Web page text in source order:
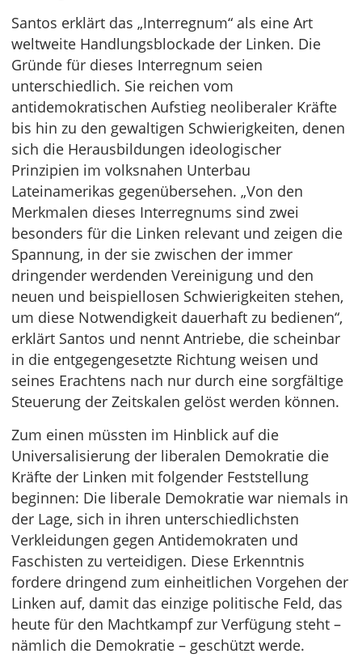
Santos erklärt das „Interregnum“ als eine Art
weltweite Handlungsblockade der Linken. Die
Gründe für dieses Interregnum seien
unterschiedlich. Sie reichen vom
antidemokratischen Aufstieg neoliberaler Kräfte
bis hin zu den gewaltigen Schwierigkeiten, denen
sich die Herausbildungen ideologischer
Prinzipien im volksnahen Unterbau
Lateinamerikas gegenübersehen. „Von den
Merkmalen dieses Interregnums sind zwei
besonders für die Linken relevant und zeigen die
Spannung, in der sie zwischen der immer
dringender werdenden Vereinigung und den
neuen und beispiellosen Schwierigkeiten stehen,
um diese Notwendigkeit dauerhaft zu bedienen“,
erklärt Santos und nennt Antriebe, die scheinbar
in die entgegengesetzte Richtung weisen und
seines Erachtens nach nur durch eine sorgfältige
Steuerung der Zeitskalen gelöst werden können.
Zum einen müssten im Hinblick auf die
Universalisierung der liberalen Demokratie die
Kräfte der Linken mit folgender Feststellung
beginnen: Die liberale Demokratie war niemals in
der Lage, sich in ihren unterschiedlichsten
Verkleidungen gegen Antidemokraten und
Faschisten zu verteidigen. Diese Erkenntnis
fordere dringend zum einheitlichen Vorgehen der
Linken auf, damit das einzige politische Feld, das
heute für den Machtkampf zur Verfügung steht –
nämlich die Demokratie – geschützt werde.